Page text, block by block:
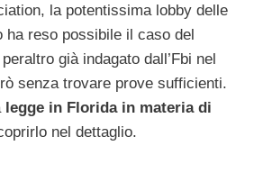
la potentissima lobby delle
ha reso possibile il caso del
peraltro già indagato dall’Fbi nel
senza trovare prove sufficienti.
legge in Florida in materia di
nel dettaglio.